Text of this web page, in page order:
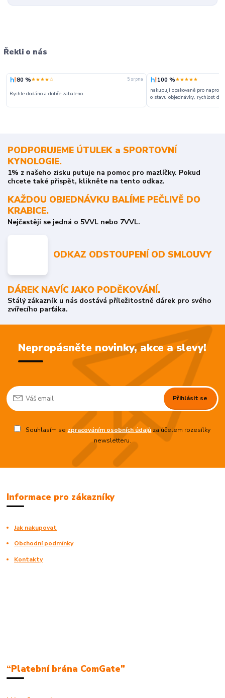
Řekli o nás
80 %★★★★☆ 5. srpna
Rychle dodáno a dobře zabaleno.
100 %★★★★★
nakupuji opakovaně pro
o stavu objednávky, rychlost
PODPORUJEME ÚTULEK a SPORTOVNÍ
KYNOLOGIE.
1% z našeho zisku putuje na pomoc pro mazlíčky. Pokud
chcete také přispět, klikněte na tento odkaz.
KAŽDOU OBJEDNÁVKU BALÍME PEČLIVĚ DO
KRABICE.
Nejčastěji se jedná o 5VVL nebo 7VVL.
ODKAZ ODSTOUPENÍ OD SMLOUVY
DÁREK NAVÍC JAKO PODĚKOVÁNÍ.
Stálý zákazník u nás dostává příležitostně dárek pro svého
zvířecího parťáka.
Nepropásněte novinky, akce a slevy!
Přihlásit se
Souhlasím se zpracováním osobních údajůza účelem rozesílky
newsletteru.
Informace pro zákazníky
Jak nakupovat
Obchodní podmínky
Kontakty
“Platební brána ComGate”